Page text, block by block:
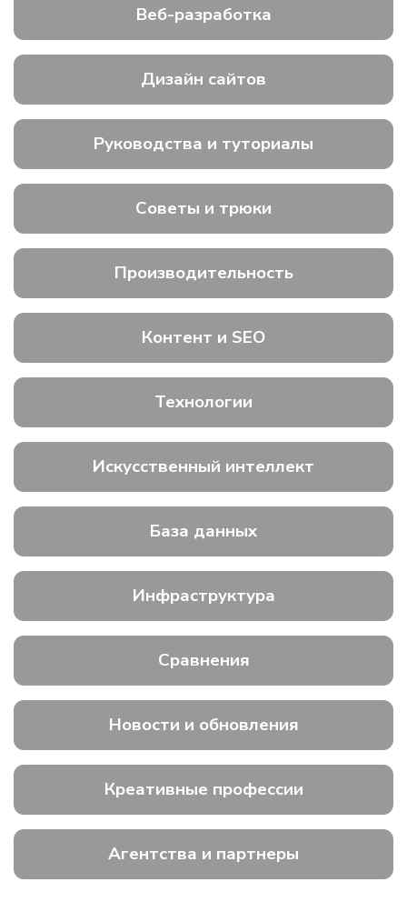
Веб-разработка
Дизайн сайтов
Руководства и туториалы
Советы и трюки
Производительность
Контент и SEO
Технологии
Искусственный интеллект
База данных
Инфраструктура
Сравнения
Новости и обновления
Креативные профессии
Агентства и партнеры